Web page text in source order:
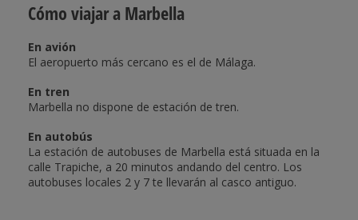
Cómo viajar a Marbella
En avión
El aeropuerto más cercano es el de Málaga.
En tren
Marbella no dispone de estación de tren.
En autobús
La estación de autobuses de Marbella está situada en la
calle Trapiche, a 20 minutos andando del centro. Los
autobuses locales 2 y 7 te llevarán al casco antiguo.